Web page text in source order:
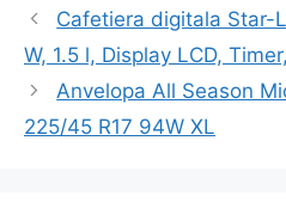
Navigare
în
articol
Cafetiera digitala Star-
W, 1.5 l, Display LCD,
Anvelopa All Season
225/45 R17 94W XL